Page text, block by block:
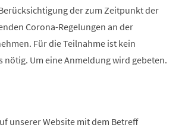
der zum Zeitpunkt der
Corona-Regelungen an der
Für die Teilnahme ist kein
nötig. Um eine Anmeldung wird gebeten.
unserer Website mit dem Betreff